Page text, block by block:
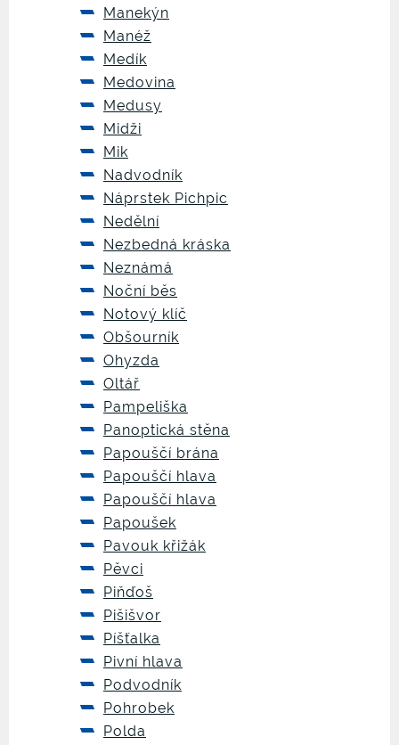
Manekýn
Manéž
Medík
Medovina
Medusy
Midži
Mik
Nadvodník
Náprstek Pichpic
Nedělní
Nezbedná kráska
Neznámá
Noční běs
Notový klíč
Obšourník
Ohyzda
Oltář
Pampeliška
Panoptická stěna
Papouščí brána
Papouščí hlava
Papouščí hlava
Papoušek
Pavouk křižák
Pěvci
Piňďoš
Pišišvor
Píšťalka
Pivní hlava
Podvodník
Pohrobek
Polda